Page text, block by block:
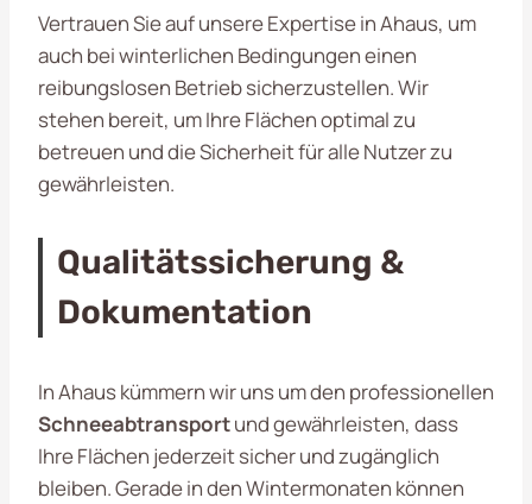
Vertrauen Sie auf unsere Expertise in Ahaus, um
auch bei winterlichen Bedingungen einen
reibungslosen Betrieb sicherzustellen. Wir
stehen bereit, um Ihre Flächen optimal zu
betreuen und die Sicherheit für alle Nutzer zu
gewährleisten.
Qualitätssicherung &
Dokumentation
In Ahaus kümmern wir uns um den professionellen
Schneeabtransportund gewährleisten, dass
Ihre Flächen jederzeit sicher und zugänglich
bleiben. Gerade in den Wintermonaten können